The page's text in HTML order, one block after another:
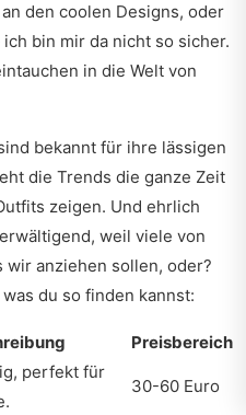
den coolen Designs, oder
bin mir da nicht so sicher.
in die Welt von
bekannt für ihre lässigen
die Trends die ganze Zeit
zeigen. Und ehrlich
weil viele von
anziehen sollen, oder?
du so finden kannst:
Preisbereich
perfekt für
30-60 Euro